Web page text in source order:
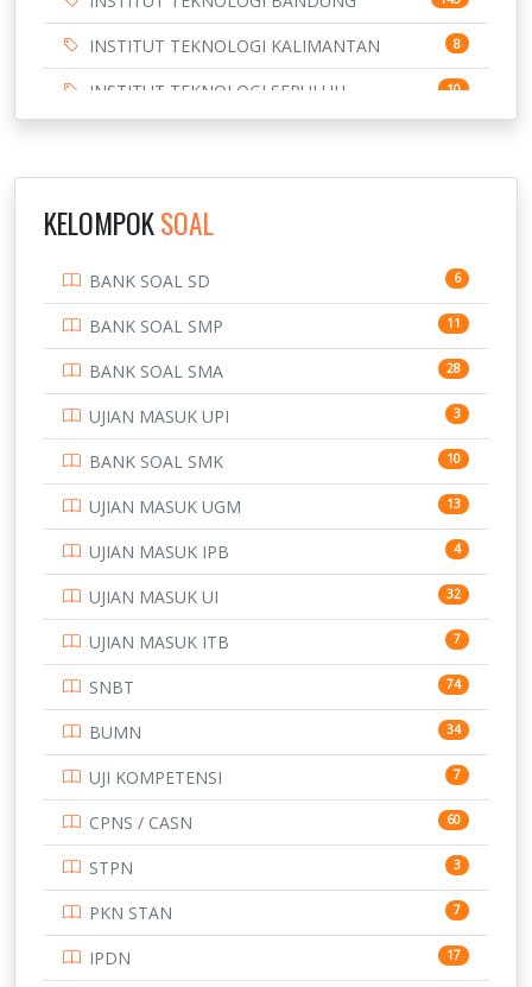
INSTITUT TEKNOLOGI KALIMANTAN 8
INSTITUT TEKNOLOGI SEPULUH
NOVEMBER
10
3
169
7
PTDI STTD 4
133
SMA 146
SMK 231
SMP 134
STIP 2
153
345
UNIVERSITAS AIRLANGGA 15
16
15
15
14
KELOMPOKSOAL
BANK SOAL SD 6
BANK SOAL SMP 11
BANK SOAL SMA 28
UJIAN MASUK UPI 3
BANK SOAL SMK 10
UJIAN MASUK UGM 13
UJIAN MASUK IPB 4
UJIAN MASUK UI 32
UJIAN MASUK ITB 7
SNBT 74
BUMN 34
UJI KOMPETENSI 7
CPNS / CASN 60
STPN 3
PKN STAN 7
IPDN 17